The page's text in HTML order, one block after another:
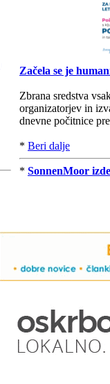
Začela se je
Zbrana sredstva
organizatorjev in
dnevne počitnice
* Beri dalje
* SonnenMoor